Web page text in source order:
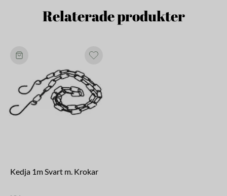
Relaterade produkter
Kedja 1m Svart m. Krokar